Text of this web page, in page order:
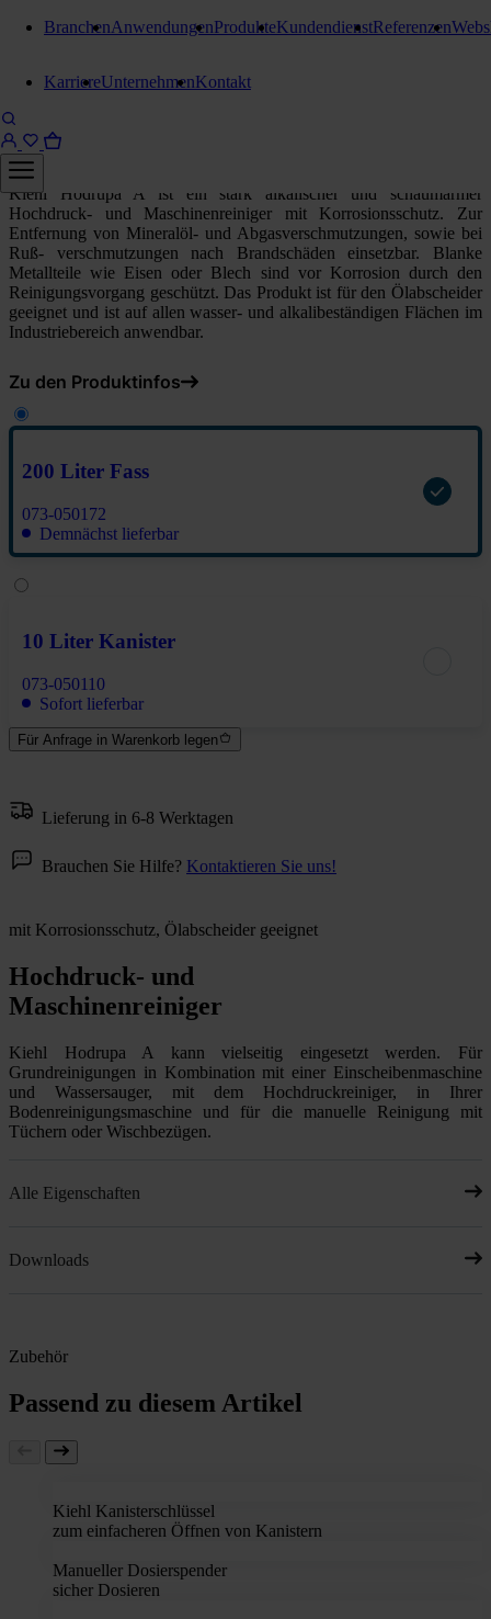
BranchenAnwendungenProdukteKundendienstReferenzen
KarriereUnternehmenKontakt
Kiehl Hodrupa A
200 Liter Fass
Kiehl Hodrupa A ist ein stark alkalischer und schaumarmer
Hochdruck- und Maschinenreiniger mit Korrosionsschutz. Zur
Entfernung von Mineralöl- und Abgasverschmutzungen, sowie bei
Ruß- verschmutzungen nach Brandschäden einsetzbar. Blanke
Metallteile wie Eisen oder Blech sind vor Korrosion durch den
Reinigungsvorgang geschützt. Das Produkt ist für den Ölabscheider
geeignet und ist auf allen wasser- und alkalibeständigen Flächen im
Industriebereich anwendbar.
Zu den Produktinfos
200 Liter Fass
073-050172
Demnächst lieferbar
10 Liter Kanister
073-050110
Sofort lieferbar
Für Anfrage in Warenkorb legen
Lieferung in 6-8 Werktagen
Brauchen Sie Hilfe? Kontaktieren Sie uns!
mit Korrosionsschutz, Ölabscheider geeignet
Hochdruck- und
Maschinenreiniger
Kiehl Hodrupa A kann vielseitig eingesetzt werden. Für
Grundreinigungen in Kombination mit einer Einscheibenmaschine
und Wassersauger, mit dem Hochdruckreiniger, in Ihrer
Bodenreinigungsmaschine und für die manuelle Reinigung mit
Tüchern oder Wischbezügen.
Alle Eigenschaften
Downloads
Zubehör
Passend zu diesem Artikel
Kiehl Kanisterschlüssel
zum einfacheren Öffnen von Kanistern
Manueller Dosierspender
sicher Dosieren